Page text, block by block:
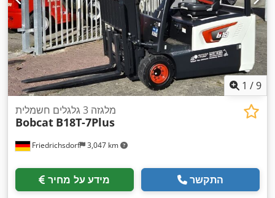
1 /9
Friedrichsdorf 3,047 km
מלגזה 3 גלגלים חשמלית
Bobcat B18T-7Plus
מידע על מחיר התקשר